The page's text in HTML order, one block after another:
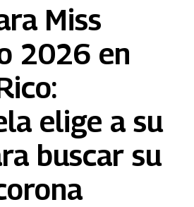
Miss
2026 en
elige a su
buscar su